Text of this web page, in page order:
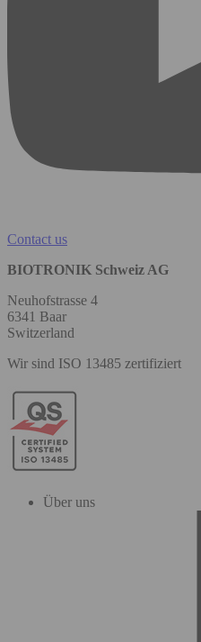
Contact us
BIOTRONIK Schweiz AG
Neuhofstrasse 4
6341 Baar
Switzerland
Wir sind ISO 13485 zertifiziert
Über uns